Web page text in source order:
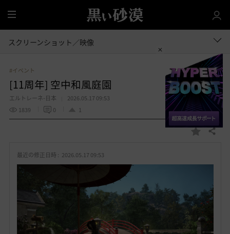
全
体
スクリーンショット／映像
#イベント
[11周年] 空中和風庭園
エルトレーネ-日本
2026.05.17 09:53
1839
0 1
お 共有する
最近の修正日時 : 2026.05.17 09:53